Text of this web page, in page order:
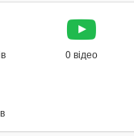
0 відео